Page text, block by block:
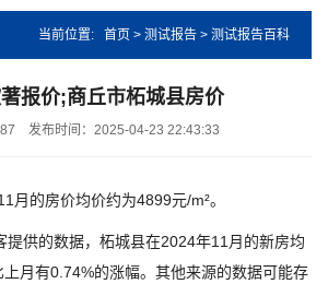
当前位置: 首页 > 测试报告 > 测试报告百科
报价;商丘市柘城县房价
87 发布时间：2025-04-23 22:43:33
月的房价均价约为4899元/m²。
提供的数据，柘城县在2024年11月的新房均
月有0.74%的涨幅。其他来源的数据可能存